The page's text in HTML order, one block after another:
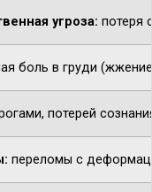
угроза: потеря
боль в груди
потерей
переломы с